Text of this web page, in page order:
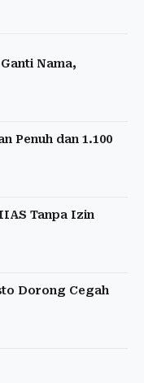
Nama,
Penuh dan 1.100
Tanpa Izin
Dorong Cegah